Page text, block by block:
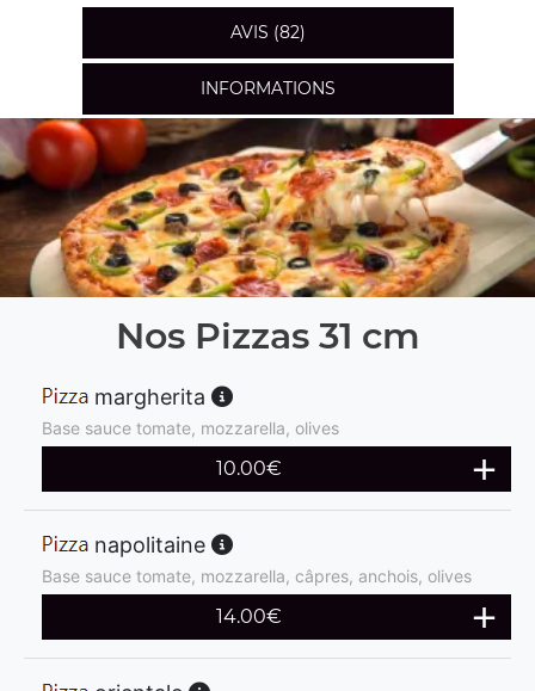
AVIS (82)
INFORMATIONS
Nos Pizzas 31 cm
margherita
Base sauce tomate, mozzarella, olives
10.00€
napolitaine
Base sauce tomate, mozzarella, câpres, anchois, olives
14.00€